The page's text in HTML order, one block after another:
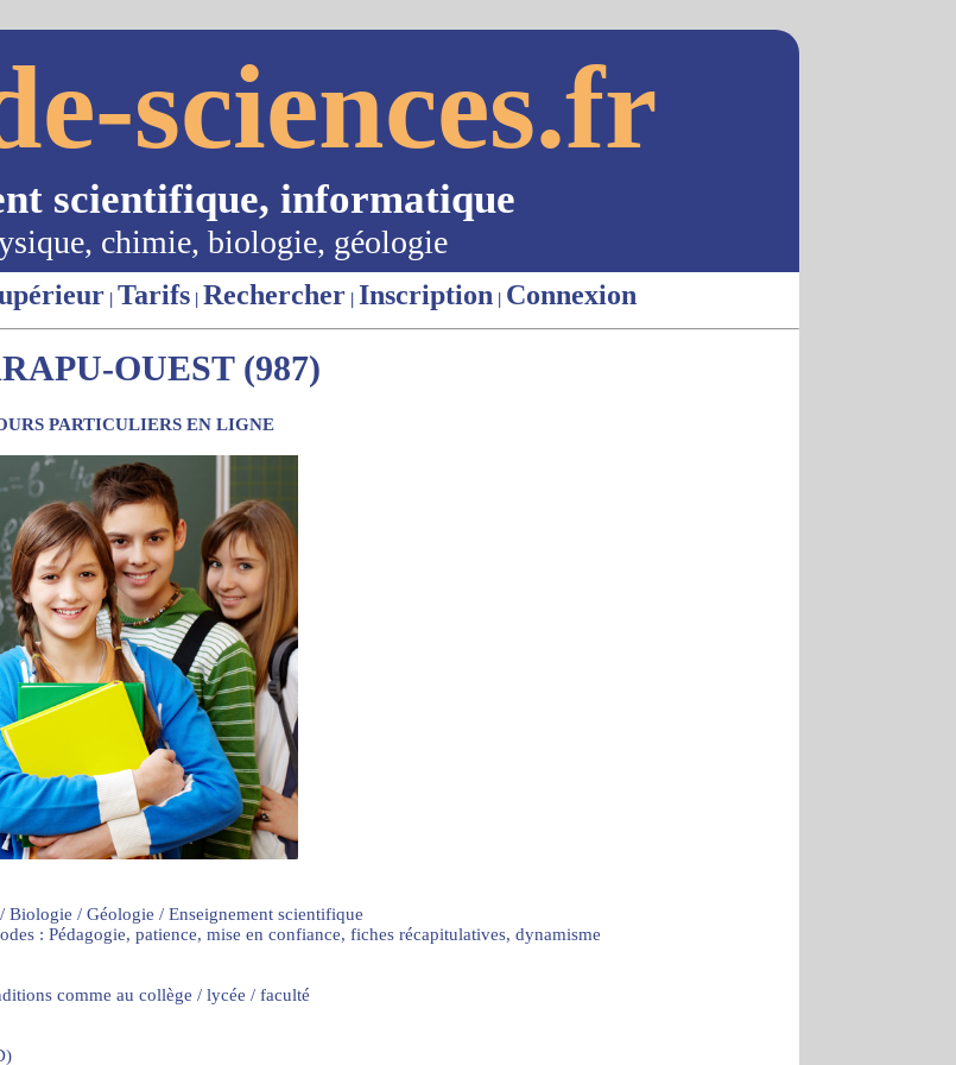
sciences.fr
scientifique, informatique
chimie, biologie, géologie
| Tarifs | Rechercher | Inscription | Connexion
OUEST (987)
PARTICULIERS EN LIGNE
/ Géologie / Enseignement scientifique
: Pédagogie, patience, mise en confiance, fiches récapitulatives, dynamisme
comme au collège / lycée / faculté